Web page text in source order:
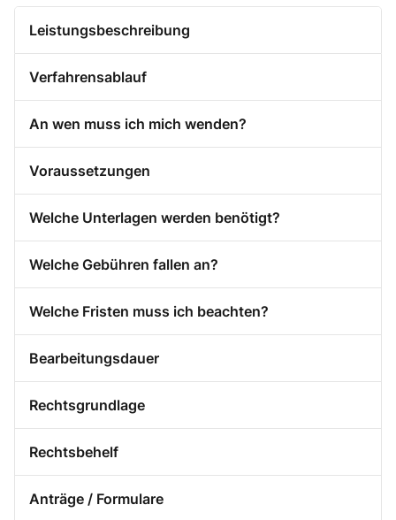
Leistungsbeschreibung
Verfahrensablauf
An wen muss ich mich wenden?
Voraussetzungen
Welche Unterlagen werden benötigt?
Welche Gebühren fallen an?
Welche Fristen muss ich beachten?
Bearbeitungsdauer
Rechtsgrundlage
Rechtsbehelf
Anträge / Formulare